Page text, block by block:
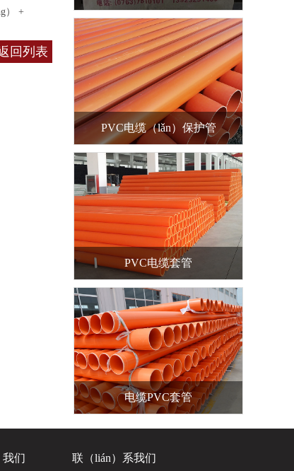
） +
回列表
PVC电缆（lǎn）保护管
PVC电缆套管
电缆PVC套管
我们 联（lián）系我们